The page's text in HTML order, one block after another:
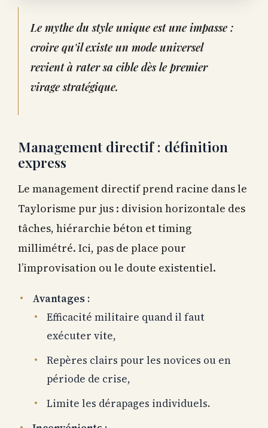
Le mythe du style unique est une impasse :
croire qu'il existe un mode universel
revient à rater sa cible dès le premier
virage stratégique.
Management directif : définition
express
Le management directif prend racine dans le
Taylorisme pur jus : division horizontale des
tâches, hiérarchie béton et timing
millimétré. Ici, pas de place pour
l’improvisation ou le doute existentiel.
Avantages :
Efficacité militaire quand il faut
exécuter vite,
Repères clairs pour les novices ou en
période de crise,
Limite les dérapages individuels.